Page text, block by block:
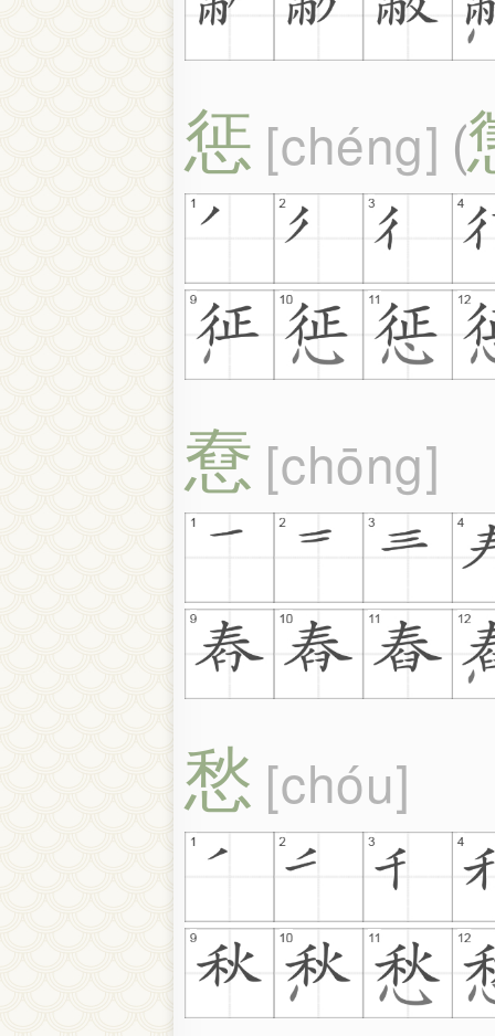
惩 chéng (
憃 chōng
愁 chóu